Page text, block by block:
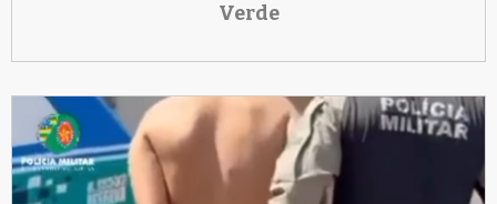
Verde